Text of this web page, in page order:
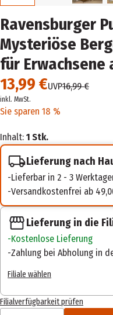
Ravensburger
Mysteriöse
für Erwachsene
13,99 €UVP16,99 €
inkl. MwSt.
Sie sparen 18 %
Inhalt: 1 Stk.
Lieferung nach
Lieferbar in 2 - 3
Versandkostenfrei ab
Lieferung in die
Kostenlose Lieferung
Zahlung bei Abholung in
Filiale wählen
Filialverfügbarkeit prüfen